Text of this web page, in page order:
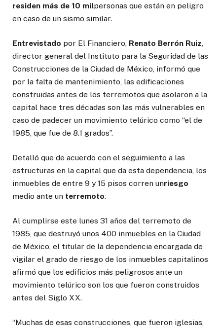
residen más de 10 milpersonas que están en peligro
en caso de un sismo similar.
Entrevistado por El Financiero, Renato Berrón Ruiz
director general del Instituto para la Seguridad de las
Construcciones de la Ciudad de México, informó que
por la falta de mantenimiento, las edificaciones
construidas antes de los terremotos que asolaron a la
capital hace tres décadas son las más vulnerables en
caso de padecer un movimiento telúrico como “el de
1985, que fue de 8.1 grados”.
Detalló que de acuerdo con el seguimiento a las
estructuras en la capital que da esta dependencia, los
inmuebles de entre 9 y 15 pisos corren unriesgo
medio ante un terremoto.
Al cumplirse este lunes 31 años del terremoto de
1985, que destruyó unos 400 inmuebles en la Ciudad
de México, el titular de la dependencia encargada de
vigilar el grado de riesgo de los inmuebles capitalinos
afirmó que los edificios más peligrosos ante un
movimiento telúrico son los que fueron construidos
antes del Siglo XX.
“Muchas de esas construcciones, que fueron iglesias,